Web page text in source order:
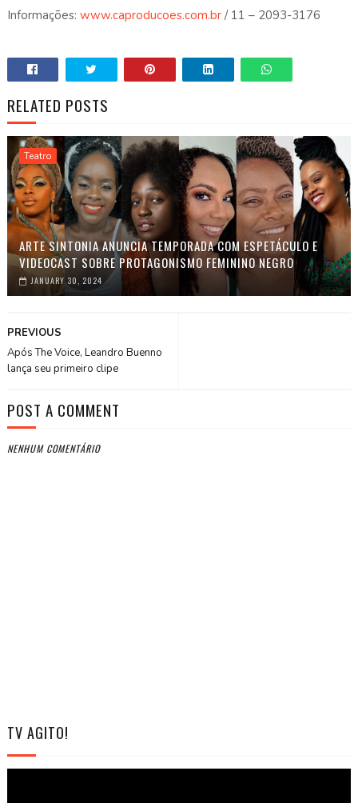
Informações: www.caproducoes.com.br/ 11 – 2093-3176
RELATED POSTS
Teatro
ARTE SINTONIA ANUNCIA TEMPORADA COM ESPETÁCULO E
VIDEOCAST SOBRE PROTAGONISMO FEMININO NEGRO
JANUARY 30, 2024
PREVIOUS
Após The Voice, Leandro Buenno
lança seu primeiro clipe
POST A COMMENT
NENHUM COMENTÁRIO
TV AGITO!